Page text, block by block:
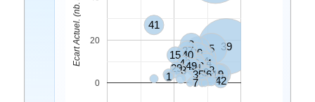
39
5
6
3
8
18
45
19
20
24
34
27
41
4
9
40
48
10
15
14
32
37
4344
46
49
42
2
23
29
35
1
7
0
20